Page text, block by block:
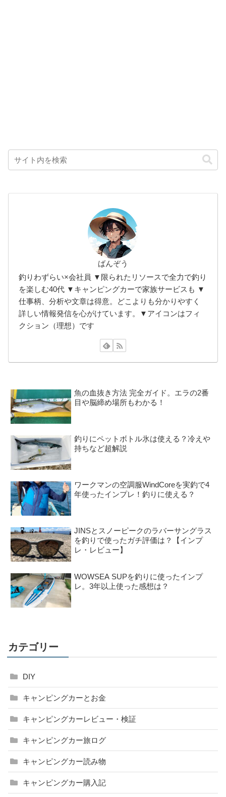
ばんぞう
釣りわずらい×会社員 ▼限られたリソースで全力で釣り
を楽しむ40代 ▼キャンピングカーで家族サービスも ▼
仕事柄、分析や文章は得意。どこよりも分かりやすく
詳しい情報発信を心がけています。▼アイコンはフィ
クション（理想）です
魚の血抜き方法 完全ガイド。エラの2番
目や脳締め場所もわかる！
釣りにペットボトル氷は使える？冷えや
持ちなど超解説
ワークマンの空調服WindCoreを実釣で4
年使ったインプレ！釣りに使える？
JINSとスノーピークのラバーサングラス
を釣りで使ったガチ評価は？【インプ
レ・レビュー】
WOWSEA SUPを釣りに使ったインプ
レ。3年以上使った感想は？
カテゴリー
DIY
キャンピングカーとお金
キャンピングカーレビュー・検証
キャンピングカー旅ログ
キャンピングカー読み物
キャンピングカー購入記